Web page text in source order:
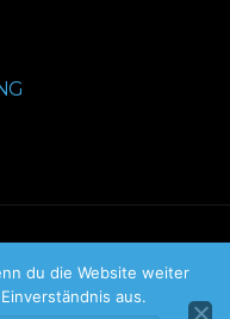
du die Website weiter
aus.